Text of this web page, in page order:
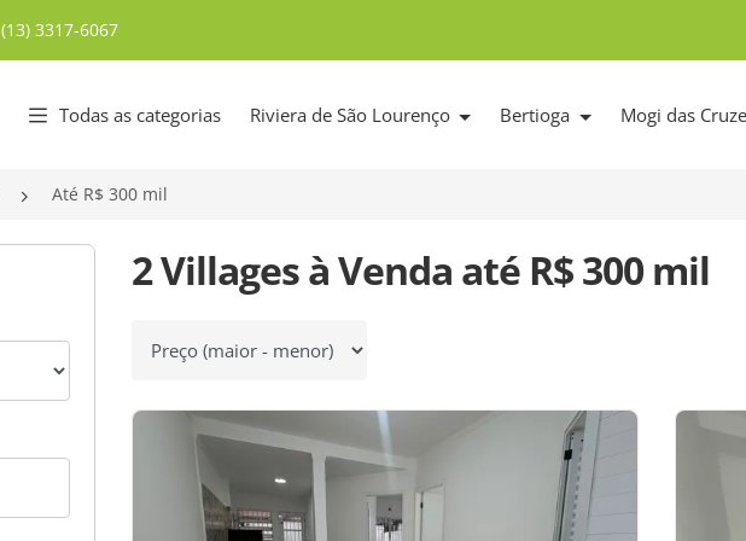
(13) 3317-6067
Todas as categorias Riviera de São Lourenço Bertioga Mogi das
Até R$ 300 mil
2 Villages à Venda até R$ 300 mil
Ordenar por